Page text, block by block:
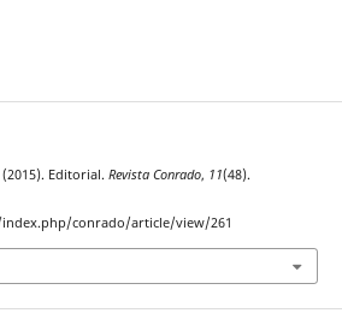
Editorial. Revista Conrado, 11(48).
conrado/article/view/261